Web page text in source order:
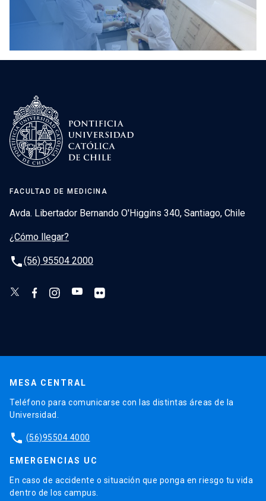
FACULTAD DE MEDICINA
Avda. Libertador Bernando O'Higgins 340, Santiago, Chile
¿Cómo llegar?
phone(56) 95504 2000
MESA CENTRAL
Teléfono para comunicarse con las distintas áreas de la
Universidad.
phone (56)95504 4000
EMERGENCIAS UC
En caso de accidente o situación que ponga en riesgo tu vida
dentro de los campus.